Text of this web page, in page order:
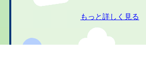
もっと詳しく見る